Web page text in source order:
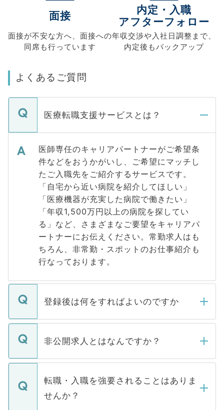
面接
面接が不安な方へ、 面接への
同席も行っています
内定・入職
アフターフォロー
年収交渉や入社日調整まで、
内定後もバックアップ
よくあるご質問
医療転職支援サービスとは？
医師専任のキャリアパートナーがご希望条
件などをおうかがいし、ご希望にマッチし
たご入職先をご紹介するサービスです。
「自宅から近い病院を紹介してほしい」
「医療機器が充実した病院で働きたい」
「年収1,500万円以上の病院を探してい
る」など、さまざまなご要望をキャリアパ
ートナーにお伝えください。常勤求人はも
ちろん、非常勤・スポットのお仕事紹介も
行なっております。
登録後は何をすればよいのですか
ご登録いただきましたら、弊社担当者がご
登録内容を確認し、その後メールもしくは
ます。通常、5営業日以内にはご連絡をせて
いただきますので、しばらくお待ちくださ
非公開求人とはなんですか？
マイナビDOCTORで取り扱っている求人の
うち約3割は、Webサイトからご覧いただ
けない「非公開求人」です。非公開求人は
下記の理由によって、一般には公開してい
転職・入職を強要されることはありま
せんか？